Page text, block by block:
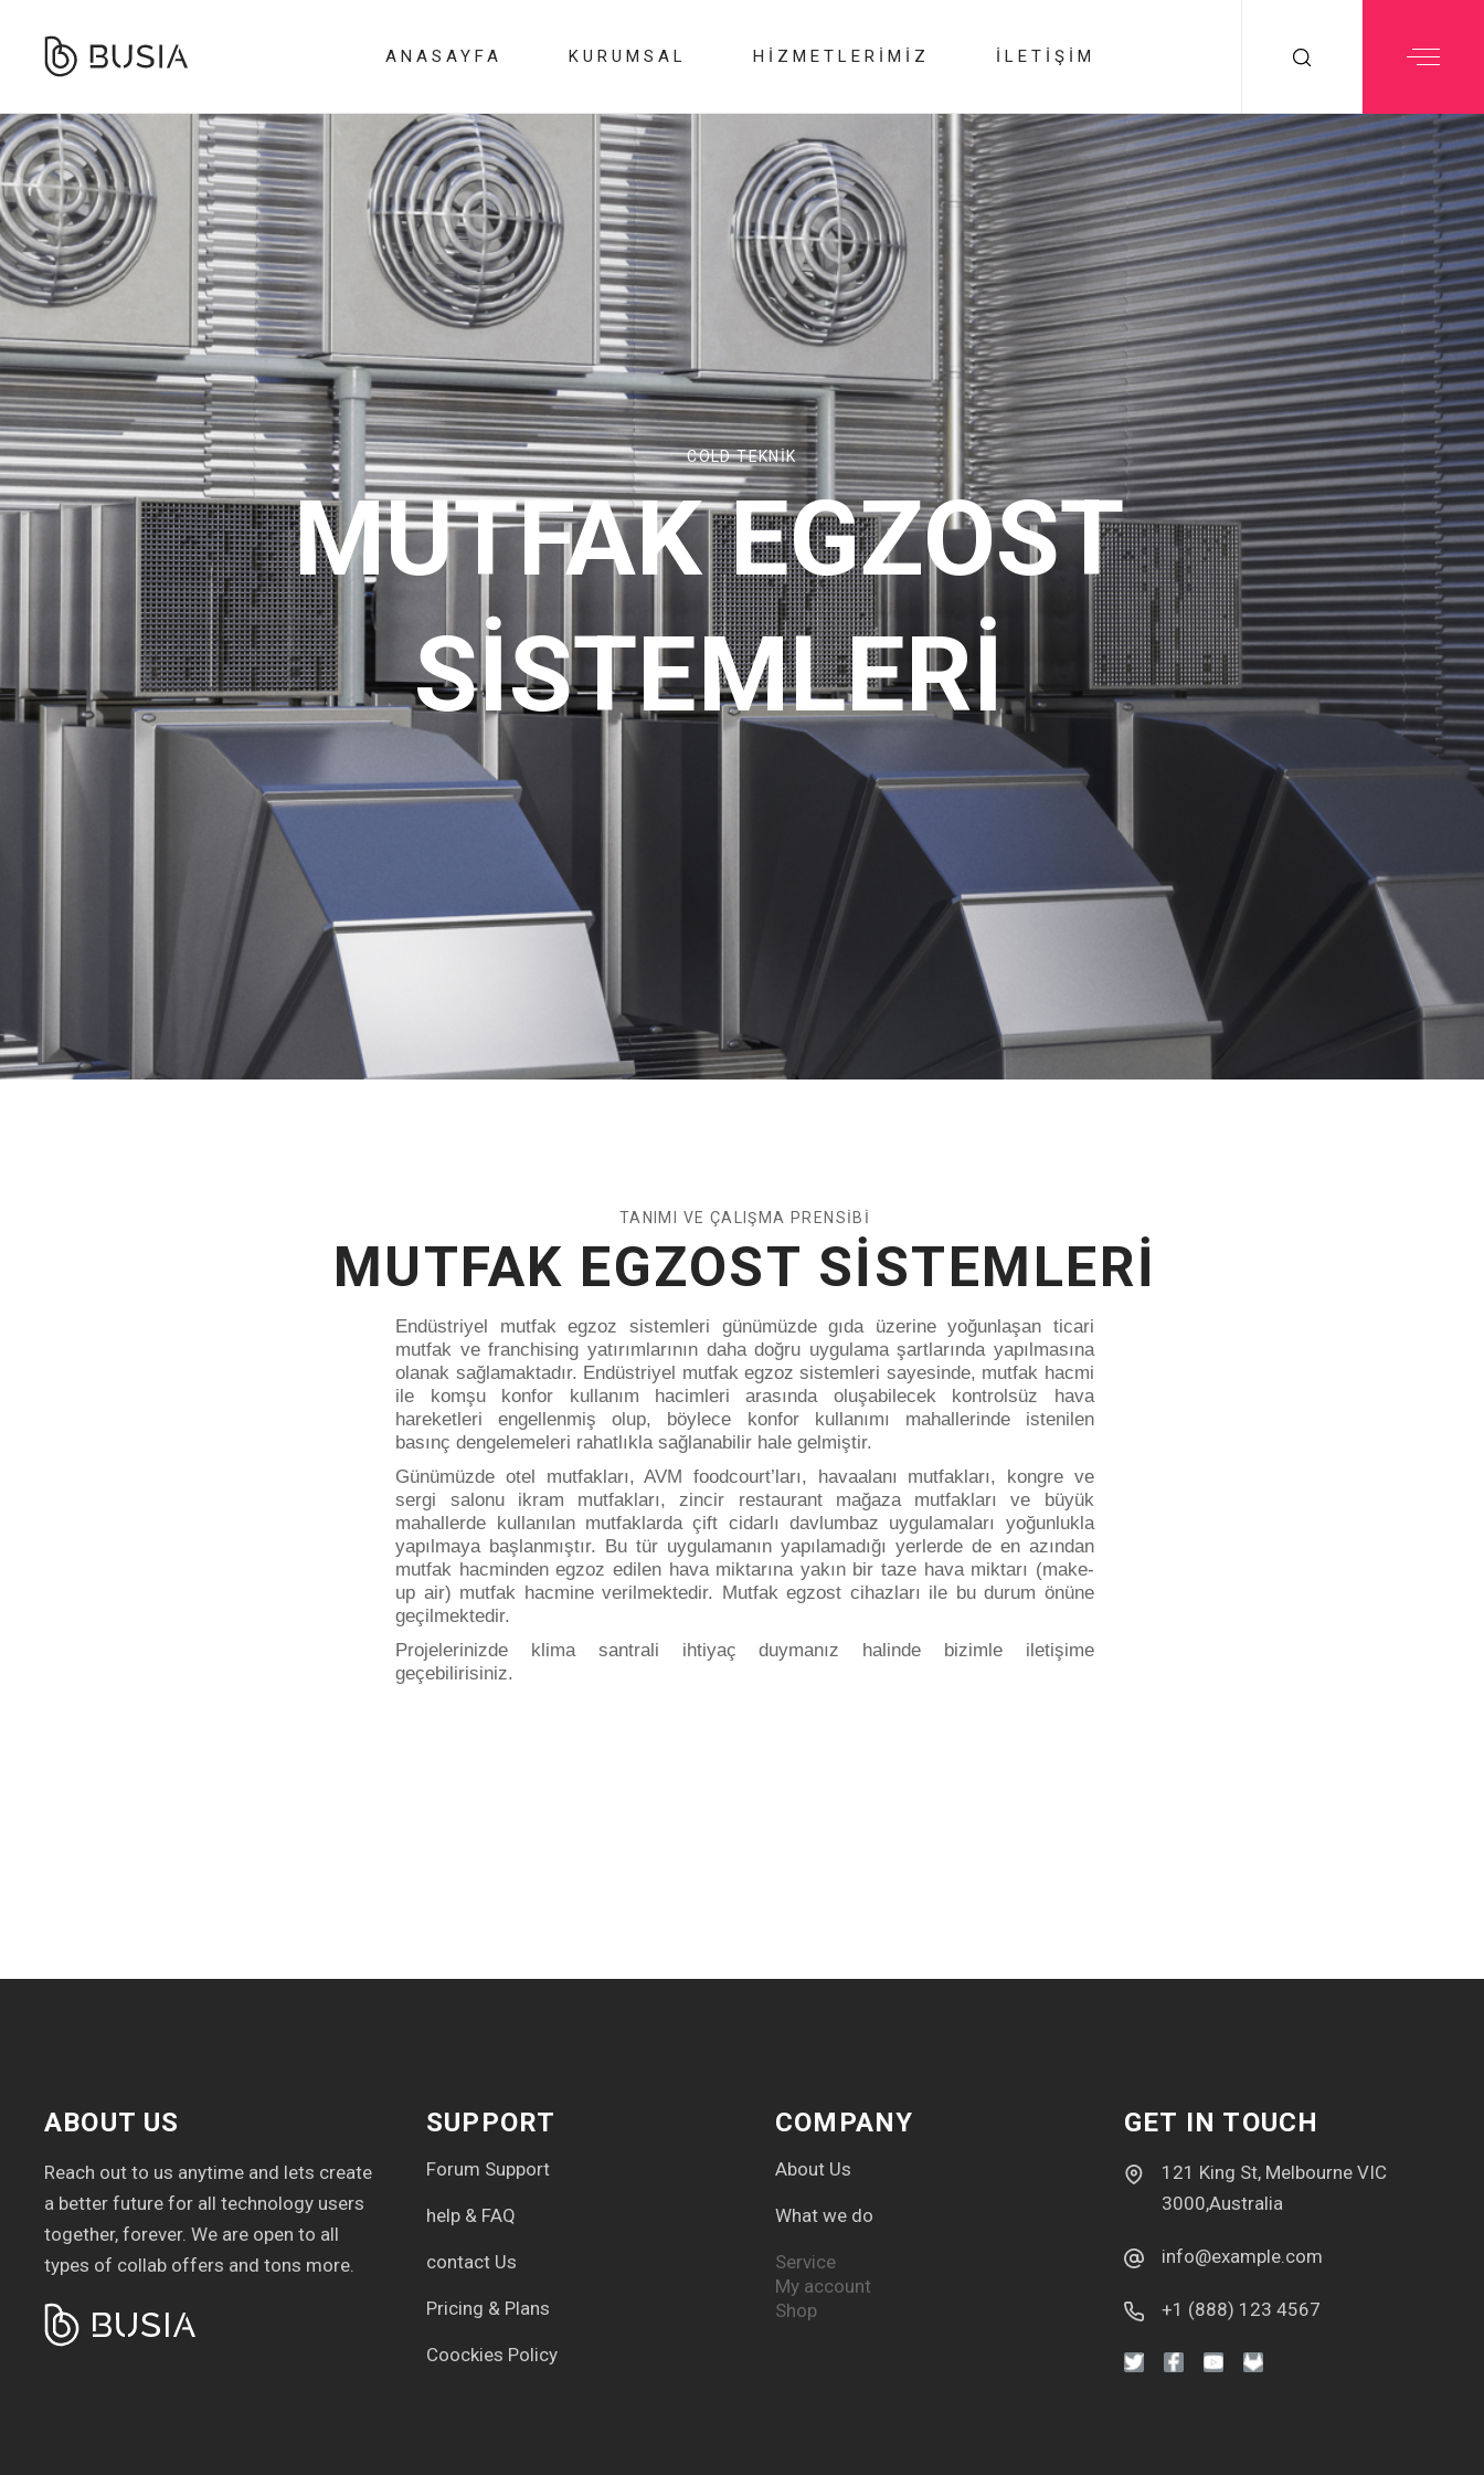
ANASAYFA KURUMSAL HIZMETLERIMIZ İLETIŞIM
COLD TEKNİK
MUTFAK EGZOST
SİSTEMLERİ
TANIMI VE ÇALIŞMA PRENSİBİ
MUTFAK EGZOST SİSTEMLERİ
Endüstriyel mutfak egzoz sistemleri günümüzde gıda üzerine yoğunlaşan ticari
mutfak ve franchising yatırımlarının daha doğru uygulamaşartlarında yapılmasına
olanak sağlamaktadır. Endüstriyel mutfak egzoz sistemleri sayesinde, mutfak hacmi
ile komşu konfor kullanım hacimleri arasında oluşabilecek kontrolsüz hava
hareketleri engellenmiş olup, böylece konfor kullanımı mahallerinde istenilen
basınçdengelemeleri rahatlıkla sağlanabilir hale gelmiştir.
Günümüzde otel mutfakları, AVM foodcourt’ları, havaalanı mutfakları, kongre ve
sergi salonu ikram mutfakları, zincir restaurant mağaza mutfakları ve büyük
mahallerde kullanılan mutfaklarda çift cidarlı davlumbaz uygulamaları yoğunlukla
yapılmaya başlanmıştır. Bu tür uygulamanın yapılamadığı yerlerde de en azından
mutfak hacminden egzoz edilen hava miktarına yakın bir taze hava miktarı (make-
up air) mutfak hacmine verilmektedir. Mutfak egzost cihazları ile bu durum önüne
geçilmektedir.
Projelerinizde klima santrali ihtiyaç duymanız halinde bizimle iletişime
geçebilirisiniz.
ABOUT US
Reach out to us anytime and lets create
a better future for all technology users
together, forever. We are open to all
types of collab offers and tons more.
SUPPORT
Forum Support
help & FAQ
contact Us
Pricing & Plans
Coockies Policy
COMPANY
About Us
What we do
Service
My account
Shop
GET IN TOUCH
121 King St, Melbourne VIC
3000,Australia
info@example.com
+1 (888) 123 4567